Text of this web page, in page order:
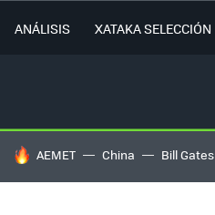
ANÁLISIS XATAKA SELECCIÓN
HOY SE HABLA DE
AEMET China Bill Gates